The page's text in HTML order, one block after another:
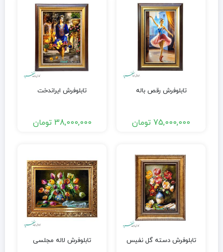
تابلوفرش رقص باله
75,000,000 تومان
تابلوفرش ایراندخت
38,000,000 تومان
تابلوفرش دسته گل نفیس تابلوفرش لاله مجلسی